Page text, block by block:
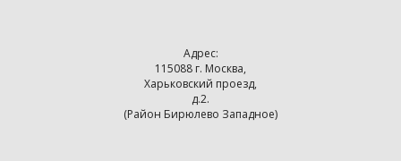
Адрес:
115088 г. Москва,
Харьковский проезд,
д.2.
(Район Бирюлево Западное)